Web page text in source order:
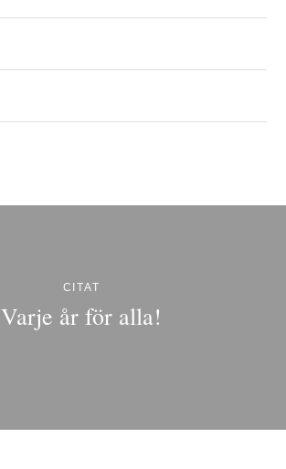
CITAT
Varje år för alla!